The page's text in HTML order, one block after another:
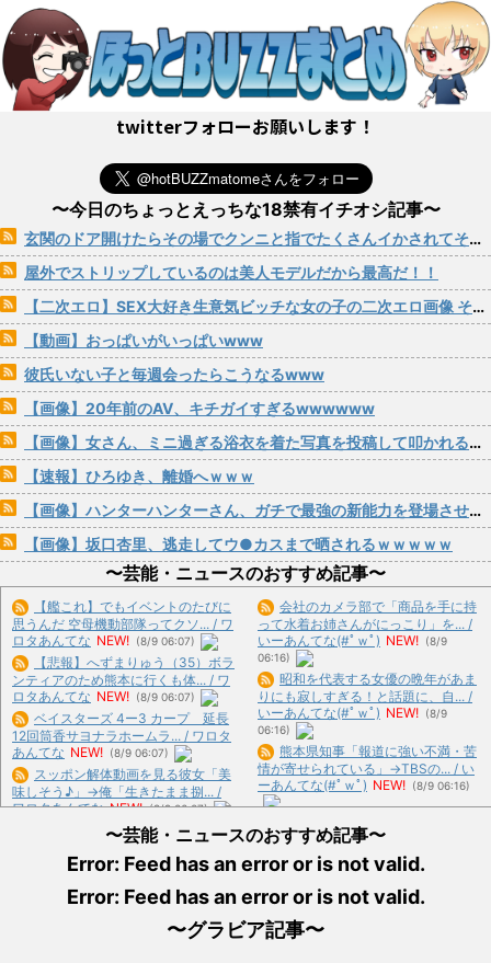
twitterフォローお願いします！
〜今日のちょっとえっちな18禁有イチオシ記事〜
玄関のドア開けたらその場でクンニと指でたくさんイかされてそのままパコられる女の子
屋外でストリップしているのは美人モデルだから最高だ！！
【二次エロ】SEX大好き生意気ビッチな女の子の二次エロ画像 その201
【動画】おっぱいがいっぱいwww
彼氏いない子と毎週会ったらこうなるwww
【画像】20年前のAV、キチガイすぎるwwwwww
【画像】女さん、ミニ過ぎる浴衣を着た写真を投稿して叩かれるｗｗｗｗ
【速報】ひろゆき、離婚へｗｗｗ
【画像】ハンターハンターさん、ガチで最強の新能力を登場させてしまうｗｗｗｗｗｗｗ
【画像】坂口杏里、逃走してウ●カスまで晒されるｗｗｗｗｗ
〜芸能・ニュースのおすすめ記事〜
【艦これ】でもイベントのたびに
思うんだ 空母機動部隊ってクソ... / ワ
ロタあんてな NEW! (8/9 06:07)
【悲報】へずまりゅう（35）ボラ
ンティアのため熊本に行くも体... / ワ
ロタあんてな NEW! (8/9 06:07)
ベイスターズ 4ー3 カープ 延長
12回筒香サヨナラホームラ... / ワロタ
あんてな NEW! (8/9 06:07)
スッポン解体動画を見る彼女「美
味しそう♪」→俺「生きたまま捌... /
ワロタあんてな NEW! (8/9 06:07)
なぜ自民党批判だけは表現の自由
ではないのか / ワロタあんてな
NEW!
(8/9 06:07)
ニングとか情弱だろｗ膝は消耗品... /
(8/9 04:53)
会社のカメラ部で「商品を手に持
って水着お姉さんがにっこり」を... /
いーあんてな(#ﾟｗﾟ) NEW! (8/9
06:16)
昭和を代表する女優の晩年があま
りにも寂しすぎる！と話題に、自... /
いーあんてな(#ﾟｗﾟ) NEW! (8/9
06:16)
熊本県知事「報道に強い不満・苦
情が寄せられている」→TBSの... / い
ーあんてな(#ﾟｗﾟ) NEW! (8/9 06:16)
【悲報】ショートスリーパー堀大
輔さん、多数の誹謗中傷で涙が止... /
いーあんてな(#ﾟｗﾟ) NEW!
06:16)
反高市で有名な某野党議員が不正
いーあんてな(#ﾟｗﾟ)
〜芸能・ニュースのおすすめ記事〜
Error: Feed has an error or is not valid.
Error: Feed has an error or is not valid.
〜グラビア記事〜